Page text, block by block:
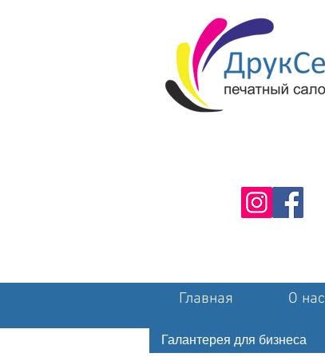
Галантерея для бизнеса
Главная О нас